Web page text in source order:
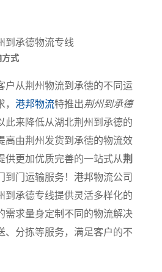
方式
户从荆州物流到承德的不同运
，港邦物流特推出荆州到承德
此来降低从湖北荆州到承德的
高由荆州发货到承德的物流效
供更加优质完善的一站式从荆
到门运输服务！港邦物流公司
到承德专线提供灵活多样化的
需求量身定制不同的物流解决
、分拣等服务，满足客户的不